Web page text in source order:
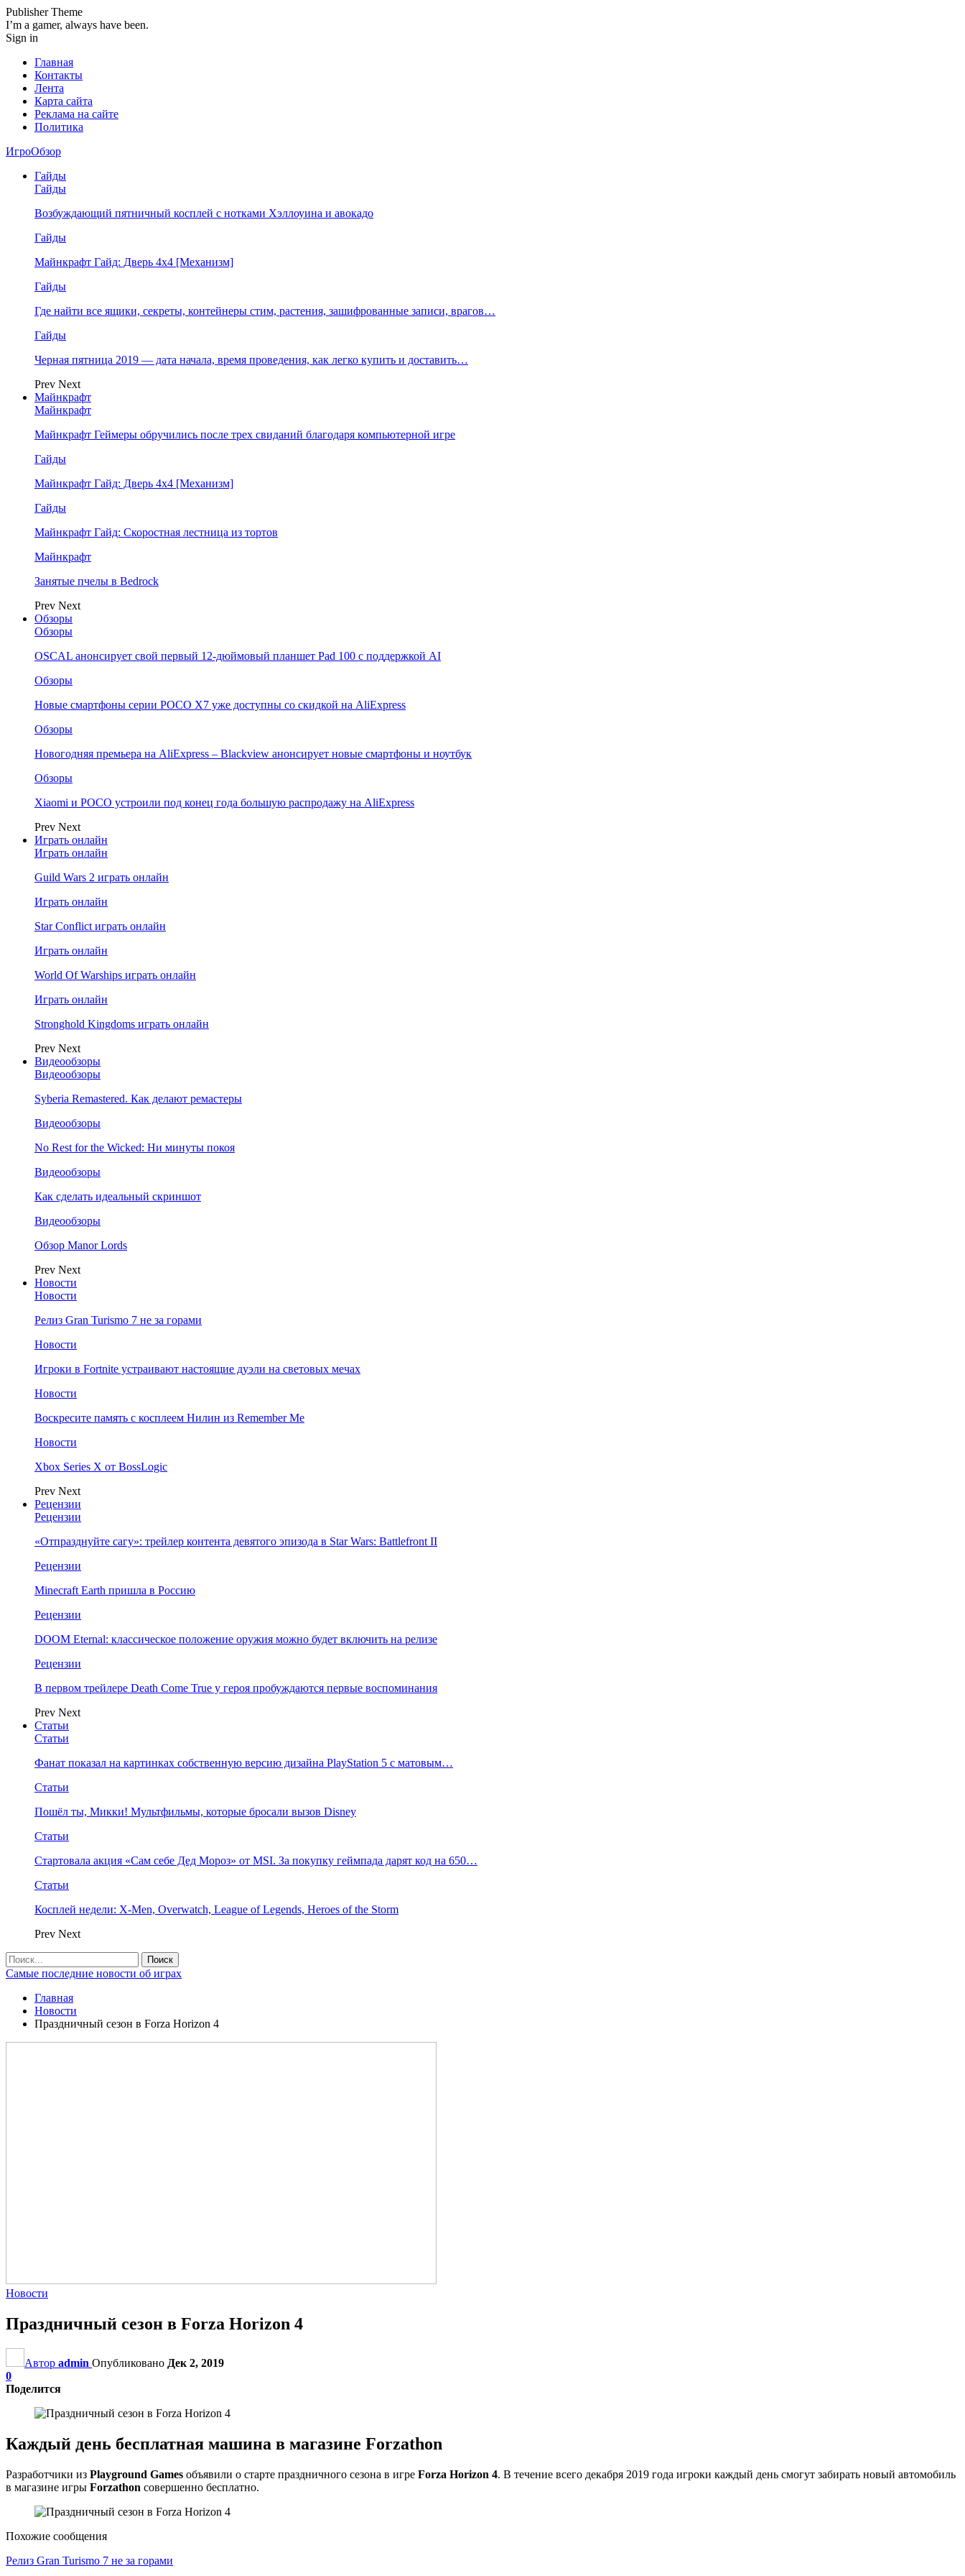
Publisher Theme
I’m a gamer, always have been.
Sign in
Главная
Контакты
Лента
Карта сайта
Реклама на сайте
Политика
ИгроОбзор
Гайды
Гайды
Возбуждающий пятничный косплей с нотками Хэллоуина и авокадо
Гайды
Майнкрафт Гайд: Дверь 4х4 [Механизм]
Гайды
Где найти все ящики, секреты, контейнеры стим, растения, зашифрованные записи, врагов…
Гайды
Черная пятница 2019 — дата начала, время проведения, как легко купить и доставить…
Prev Next
Майнкрафт
Майнкрафт
Майнкрафт Геймеры обручились после трех свиданий благодаря компьютерной игре
Гайды
Майнкрафт Гайд: Дверь 4х4 [Механизм]
Гайды
Майнкрафт Гайд: Скоростная лестница из тортов
Майнкрафт
Занятые пчелы в Bedrock
Prev Next
Обзоры
Обзоры
OSCAL анонсирует свой первый 12-дюймовый планшет Pad 100 с поддержкой AI
Обзоры
Новые смартфоны серии POCO X7 уже доступны со скидкой на AliExpress
Обзоры
Новогодняя премьера на AliExpress – Blackview анонсирует новые смартфоны и ноутбук
Обзоры
Xiaomi и POCO устроили под конец года большую распродажу на AliExpress
Prev Next
Играть онлайн
Играть онлайн
Guild Wars 2 играть онлайн
Играть онлайн
Star Conflict играть онлайн
Играть онлайн
World Of Warships играть онлайн
Играть онлайн
Stronghold Kingdoms играть онлайн
Prev Next
Видеообзоры
Видеообзоры
Syberia Remastered. Как делают ремастеры
Видеообзоры
No Rest for the Wicked: Ни минуты покоя
Видеообзоры
Как сделать идеальный скриншот
Видеообзоры
Обзор Manor Lords
Prev Next
Новости
Новости
Релиз Gran Turismo 7 не за горами
Новости
Игроки в Fortnite устраивают настоящие дуэли на световых мечах
Новости
Воскресите память с косплеем Нилин из Remember Me
Новости
Xbox Series X от BossLogic
Prev Next
Рецензии
Рецензии
«Отпразднуйте сагу»: трейлер контента девятого эпизода в Star Wars: Battlefront II
Рецензии
Minecraft Earth пришла в Россию
Рецензии
DOOM Eternal: классическое положение оружия можно будет включить на релизе
Рецензии
В первом трейлере Death Come True у героя пробуждаются первые воспоминания
Prev Next
Статьи
Статьи
Фанат показал на картинках собственную версию дизайна PlayStation 5 с матовым…
Статьи
Пошёл ты, Микки! Мультфильмы, которые бросали вызов Disney
Статьи
Стартовала акция «Сам себе Дед Мороз» от MSI. За покупку геймпада дарят код на 650…
Статьи
Косплей недели: X-Men, Overwatch, League of Legends, Heroes of the Storm
Prev Next
Самые последние новости об играх
Главная
Новости
Праздничный сезон в Forza Horizon 4
Новости
Праздничный сезон в Forza Horizon 4
Автор admin Опубликовано Дек 2, 2019
0
Поделится
Каждый день бесплатная машина в магазине Forzathon
Разработчики из Playground Games объявили о старте праздничного сезона в игре Forza Horizon 4. В течение всего декабря 2019 года игроки каждый день смогут забирать новый автомобиль
в магазине игры Forzathon совершенно бесплатно.
Похожие сообщения
Релиз Gran Turismo 7 не за горами